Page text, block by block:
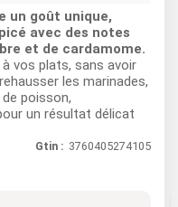
1
0
0
0
0
un goût unique,
avec des notes
et de cardamome.
vos plats, sans avoir
les marinades,
poisson,
un résultat délicat
Gtin : 3760405274105